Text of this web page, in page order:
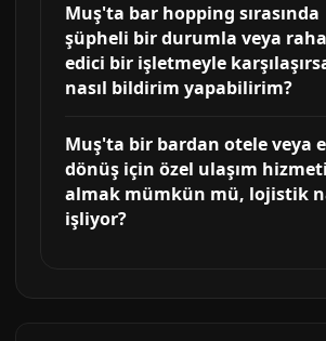
Muş'ta bar hopping sırasında
şüpheli bir durumla veya
edici bir işletmeyle
nasıl bildirim yapabilirim?
Muş'ta bir bardan otele veya
dönüş için özel ulaşım hizmeti
almak mümkün mü, lojistik
işliyor?